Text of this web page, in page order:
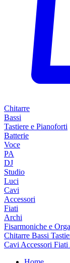
Chitarre
Bassi
Tastiere e Pianoforti
Batterie
Voce
PA
DJ
Studio
Luci
Cavi
Accessori
Fiati
Archi
Fisarmoniche e
Chitarre Bassi
Cavi Accessori Fiati